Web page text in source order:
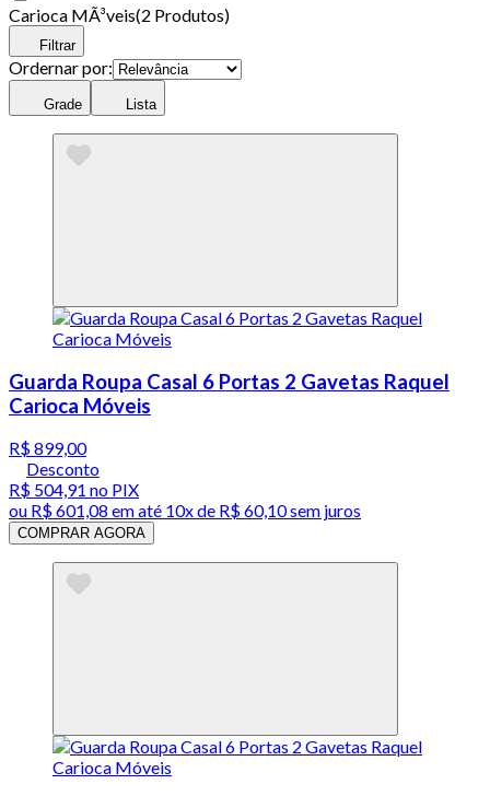
Carioca MÃ³veis(2 Produtos)
Filtrar
Ordernar por:
Grade Lista
Guarda Roupa Casal 6 Portas 2 Gavetas Raquel
Carioca Móveis
R$ 899,00
Desconto
R$ 504,91 no PIX
ou R$ 601,08 em até 10x de R$ 60,10 sem juros
COMPRAR AGORA